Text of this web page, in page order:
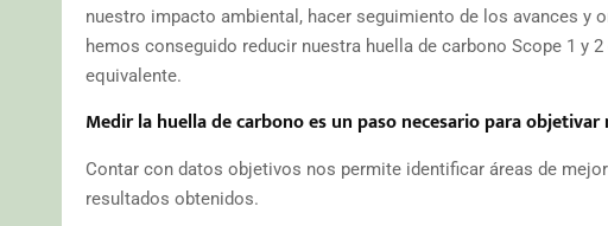
nuestro impacto ambiental, hacer seguimiento de los avances y
hemos conseguido reducir nuestra huella de carbono Scope 1 y
equivalente.
Medir la huella de carbono es un paso necesario para
Contar con datos objetivos nos permite identificar áreas de
resultados obtenidos.